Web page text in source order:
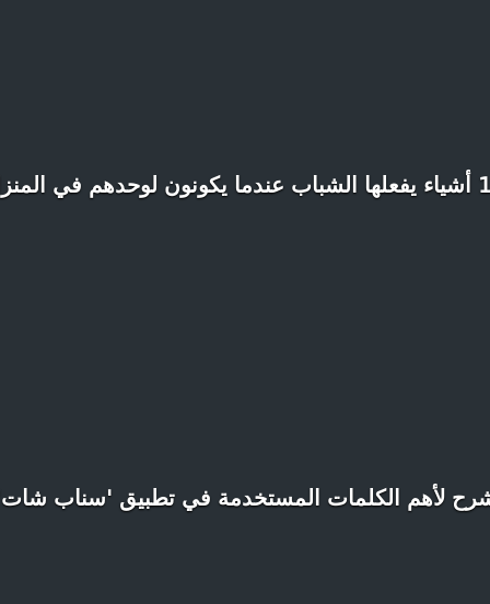
في المنزل
لأهم الكلمات المستخدمة في تطبيق 'سناب